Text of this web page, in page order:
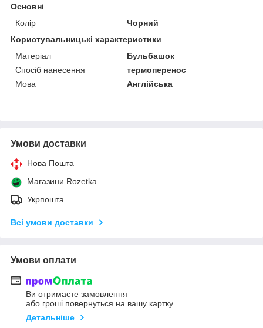
Основні
Колір
Чорний
Користувальницькі характеристики
Матеріал
Бульбашок
Спосіб нанесення
термоперенос
Мова
Англійська
Умови доставки
Нова Пошта
Магазини Rozetka
Укрпошта
Всі умови доставки
Умови оплати
Ви отримаєте замовлення
або гроші повернуться на вашу картку
Детальніше